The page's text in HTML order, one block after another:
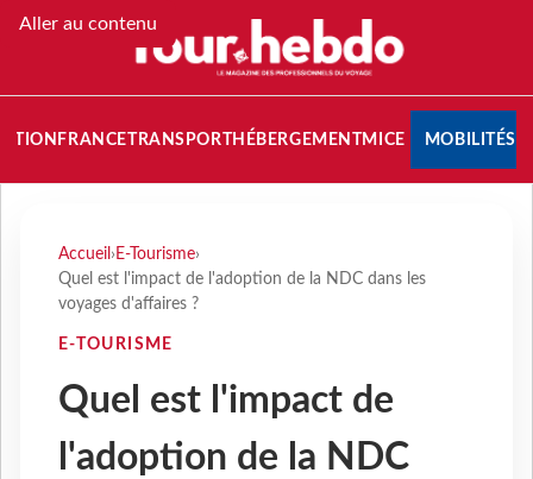
Aller au contenu
FRANCETRANSPORT HÉBERGEMENTMICE MOBILITÉS
Accueil › E-Tourisme›
Quel est l'impact de l'adoption de la NDC dans les
voyages d'affaires ?
E-TOURISME
Quel est l'impact de
l'adoption de la NDC